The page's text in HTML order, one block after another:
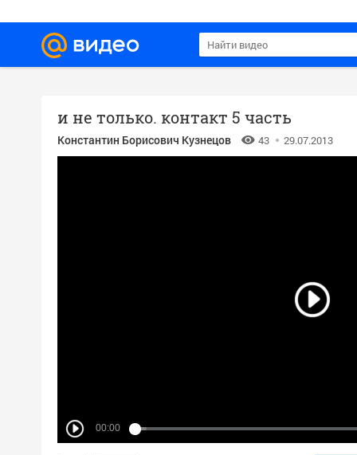
и не только. контакт 5 часть
Константин Борисович Кузнецов 43 29.07.2013
00:00